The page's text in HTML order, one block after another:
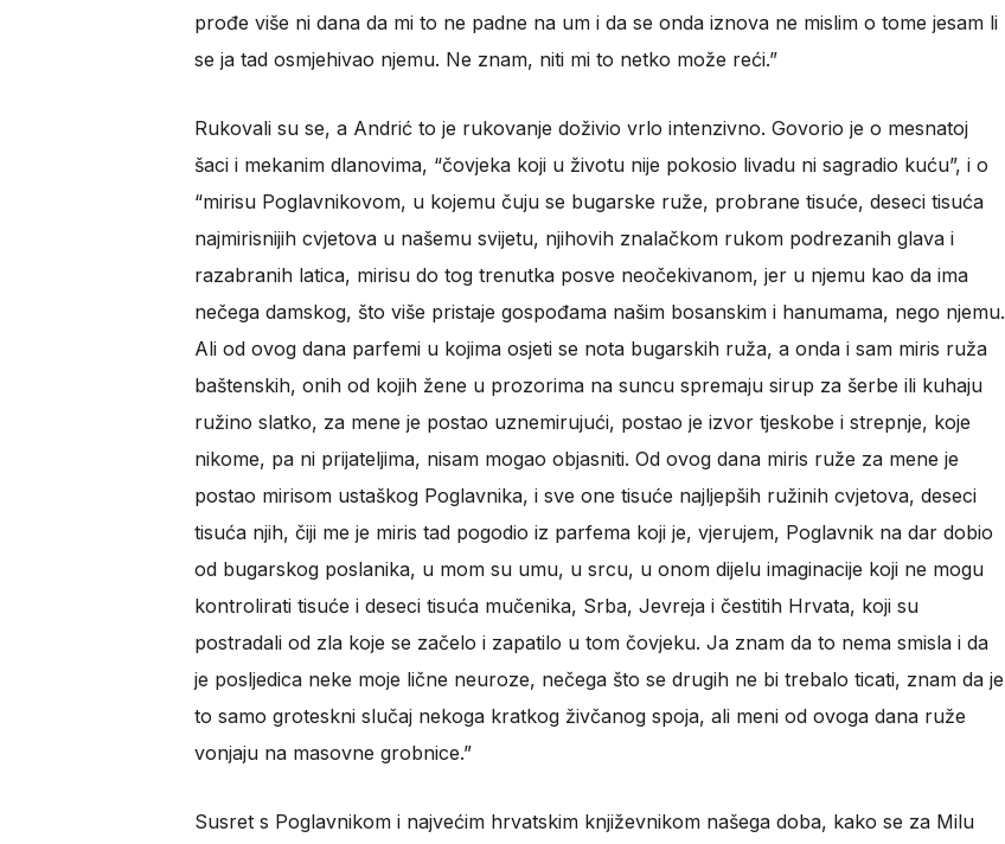
prođe više ni dana da mi to ne padne na um i da se onda iznova ne mislim o tome jesam li
se ja tad osmjehivao njemu. Ne znam, niti mi to netko može reći.”
Rukovali su se, a Andrić to je rukovanje doživio vrlo intenzivno. Govorio je o mesnatoj
šaci i mekanim dlanovima, “čovjeka koji u životu nije pokosio livadu ni sagradio kuću”, i o
“mirisu Poglavnikovom, u kojemu čuju se bugarske ruže, probrane tisuće, deseci tisuća
najmirisnijih cvjetova u našemu svijetu, njihovih znalačkom rukom podrezanih glava i
razabranih latica, mirisu do tog trenutka posve neočekivanom, jer u njemu kao da ima
nečega damskog, što više pristaje gospođama našim bosanskim i hanumama, nego njemu.
Ali od ovog dana parfemi u kojima osjeti se nota bugarskih ruža, a onda i sam miris ruža
baštenskih, onih od kojih žene u prozorima na suncu spremaju sirup za šerbe ili kuhaju
ružino slatko, za mene je postao uznemirujući, postao je izvor tjeskobe i strepnje, koje
nikome, pa ni prijateljima, nisam mogao objasniti. Od ovog dana miris ruže za mene je
postao mirisom ustaškog Poglavnika, i sve one tisuće najljepših ružinih cvjetova, deseci
tisuća njih, čiji me je miris tad pogodio iz parfema koji je, vjerujem, Poglavnik na dar dobio
od bugarskog poslanika, u mom su umu, u srcu, u onom dijelu imaginacije koji ne mogu
kontrolirati tisuće i deseci tisuća mučenika, Srba, Jevreja i čestitih Hrvata, koji su
postradali od zla koje se začelo i zapatilo u tom čovjeku. Ja znam da to nema smisla i da
je posljedica neke moje lične neuroze, nečega što se drugih ne bi trebalo ticati, znam da je
to samo groteskni slučaj nekoga kratkog živčanog spoja, ali meni od ovoga dana ruže
vonjaju na masovne grobnice.”
Susret s Poglavnikom i najvećim hrvatskim književnikom našega doba, kako se za Milu